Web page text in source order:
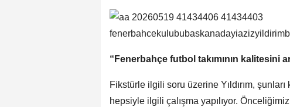
“Fenerbahçe futbol takımının kalitesini
Fikstürle ilgili soru üzerine Yıldırım,
hepsiyle ilgili çalışma yapılıyor.